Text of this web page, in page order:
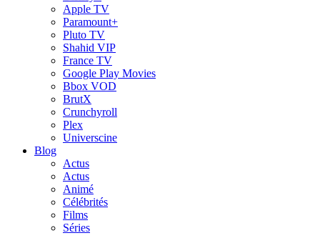
Apple TV
Paramount+
Pluto TV
Shahid VIP
France TV
Google Play Movies
Bbox VOD
BrutX
Crunchyroll
Plex
Universcine
Blog
Actus
Actus
Animé
Célébrités
Films
Séries